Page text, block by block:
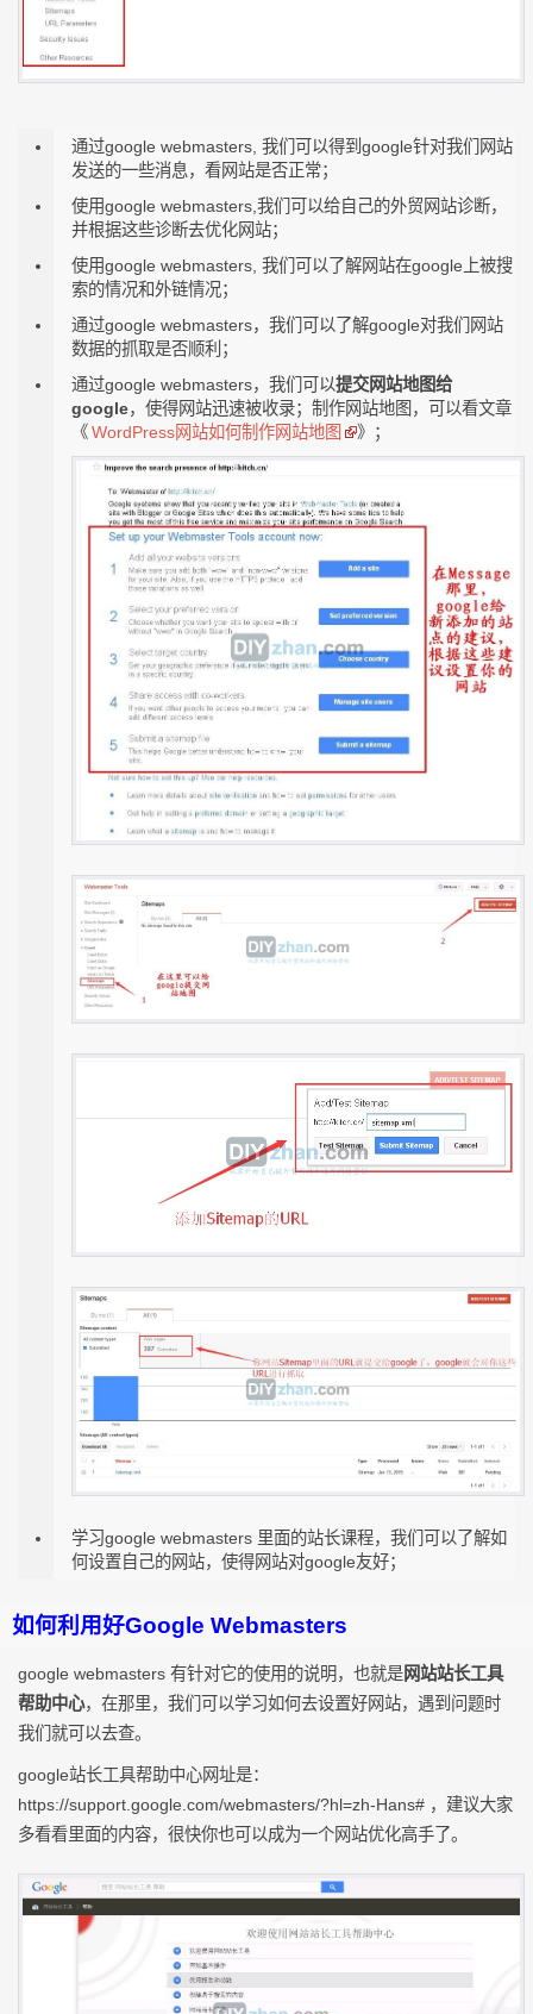
通过google webmasters, 我们可以得到google针对我们网站
发送的一些消息，看网站是否正常；
使用google webmasters,我们可以给自己的外贸网站诊断，
并根据这些诊断去优化网站；
使用google webmasters, 我们可以了解网站在google上被搜
索的情况和外链情况；
通过google webmasters，我们可以了解google对我们网站
数据的抓取是否顺利；
通过google webmasters，我们可以提交网站地图给
google，使得网站迅速被收录；制作网站地图，可以看文章
《WordPress网站如何制作网站地图 》；
学习google webmasters 里面的站长课程，我们可以了解如
何设置自己的网站，使得网站对google友好；
如何利用好Google Webmasters
google webmasters 有针对它的使用的说明，也就是网站站长工具
帮助中心，在那里，我们可以学习如何去设置好网站，遇到问题时
我们就可以去查。
google站长工具帮助中心网址是：
https://support.google.com/webmasters/?hl=zh-Hans# ，建议大家
多看看里面的内容，很快你也可以成为一个网站优化高手了。